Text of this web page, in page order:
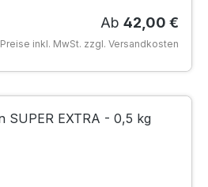
Regulärer
Ab 42,00 €
Preise inkl. MwSt. zzgl. Versandkosten